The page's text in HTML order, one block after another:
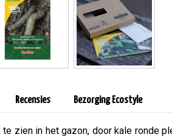
Recensies Bezorging Ecostyle
zien in het gazon, door kale ronde